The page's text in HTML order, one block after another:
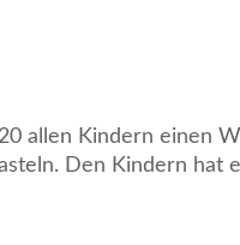
allen Kindern einen
Den Kindern